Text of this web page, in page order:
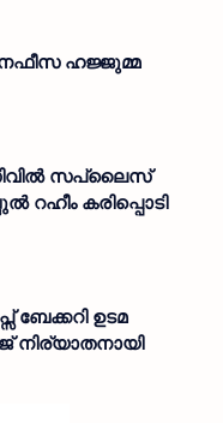
നഫീസ ഹജ്ജുമ്മ
സപ്ലൈസ്
റഹീം കരിപ്പൊടി
ബേക്കറി ഉടമ
നിര്യാതനായി